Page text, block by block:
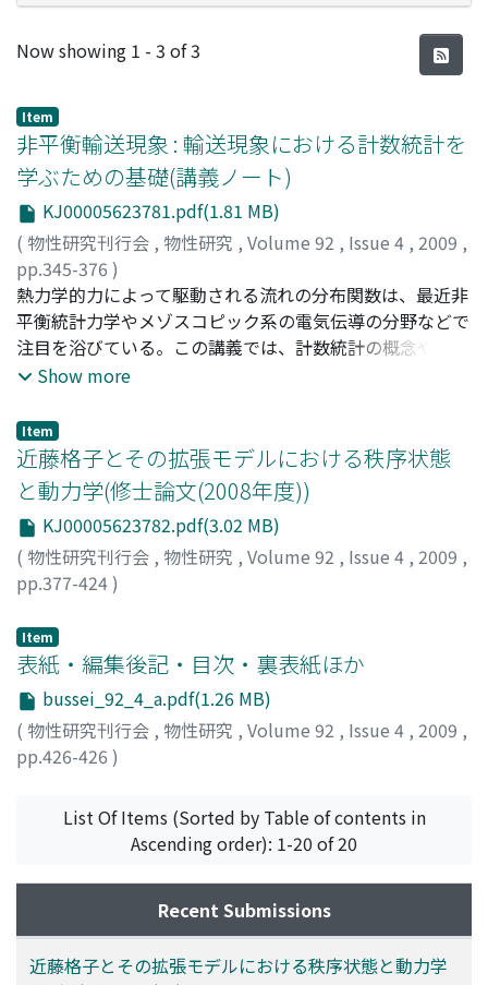
Recent Submissions
Now showing 1 - 3 of 3
Item
非平衡輸送現象 : 輸送現象における計数統計を
学ぶための基礎(講義ノート)
KJ00005623781.pdf(1.81 MB)
( 物性研究刊行会 , 物性研究 , Volume 92 , Issue 4 , 2009 ,
pp.345-376 )
齊藤, 圭司;Saito, Keiji;サイトウ, ケイジ
熱力学的力によって駆動される流れの分布関数は、最近非
平衡統計力学やメゾスコピック系の電気伝導の分野などで
注目を浴びている。この講義では、計数統計の概念やキュ
ムラント生成汎関数を導出する計算手法、またその周辺の
おける完璧な証明を与えて納得する方法ではなく、いくつ
かの例を挙げながら一般的な証明にたどりつけるような方
法をとり説明を行っていく。中心になる話題は古典系及び
量子系におけるメゾスコピック系の電気伝導である。
Show more
Item
近藤格子とその拡張モデルにおける秩序状態
と動力学(修士論文(2008年度))
KJ00005623782.pdf(3.02 MB)
( 物性研究刊行会 , 物性研究 , Volume 92 , Issue 4 , 2009 ,
pp.377-424)
Item
表紙・編集後記・目次・裏表紙ほか
bussei_92_4_a.pdf(1.26 MB)
( 物性研究刊行会 , 物性研究 , Volume 92 , Issue 4 , 2009 ,
pp.426-426 )
List Of Items (Sorted by Table of contents in
Ascending order): 1-20 of 20
Recent Submissions
近藤格子とその拡張モデルにおける秩序状態と動力学